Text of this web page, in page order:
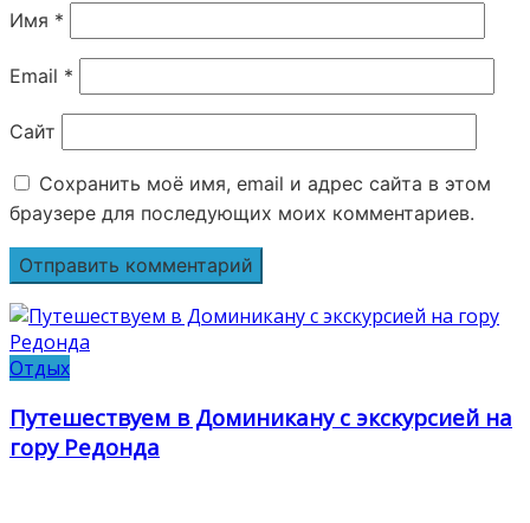
Имя *
Email *
Сайт
Сохранить моё имя, email и адрес сайта в этом
браузере для последующих моих комментариев.
Отдых
Путешествуем в Доминикану с экскурсией на
гору Редонда